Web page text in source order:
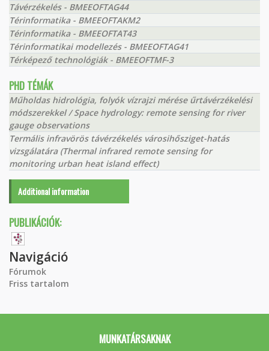
Távérzékelés - BMEEOFTAG44
Térinformatika - BMEEOFTAKM2
Térinformatika - BMEEOFTAT43
Térinformatikai modellezés - BMEEOFTAG41
Térképező technológiák - BMEEOFTMF-3
PHD TÉMÁK
Műholdas hidrológia, folyók vízrajzi mérése űrtávérzékelési
módszerekkel / Space hydrology: remote sensing for river
gauge observations
Termális infravörös távérzékelés városihősziget-hatás
vizsgálatára (Thermal infrared remote sensing for
monitoring urban heat island effect)
Additional information
PUBLIKÁCIÓK:
Navigáció
Fórumok
Friss tartalom
MUNKATÁRSAKNAK